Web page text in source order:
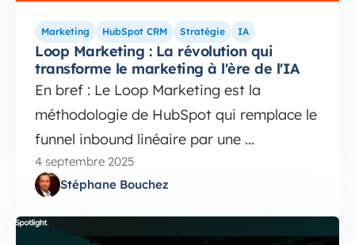
Marketing HubSpot CRM Stratégie IA
Loop Marketing : La révolution qui
transforme le marketing à l'ère de l'IA
En bref : Le Loop Marketing est la
méthodologie de HubSpot qui remplace le
funnel inbound linéaire par une ...
4 septembre 2025
Stéphane Bouchez